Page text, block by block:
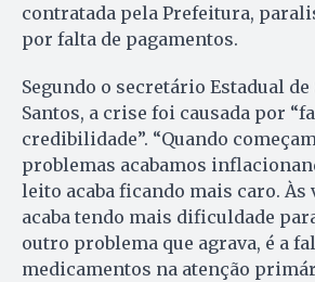
contratada pela Prefeitura,
por falta de pagamentos.
Segundo o secretário Estadual de
Santos, a crise foi causada por
credibilidade”. “Quando
problemas acabamos
leito acaba ficando mais caro. Às
acaba tendo mais dificuldade
outro problema que agrava, é a
medicamentos na atenção